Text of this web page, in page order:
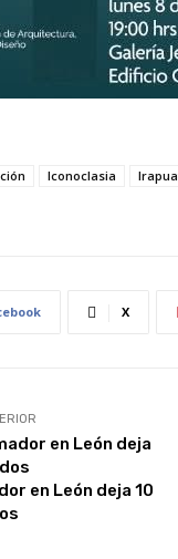
Iconoclasia
X
en León deja 10